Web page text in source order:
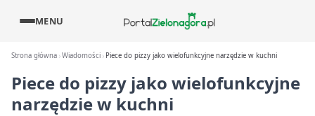
MENU
Strona główna Wiadomości Piece do pizzy jako wielofunkcyjne narzędzie w kuchni
Piece do pizzy jako wielofunkcyjne
narzędzie w kuchni